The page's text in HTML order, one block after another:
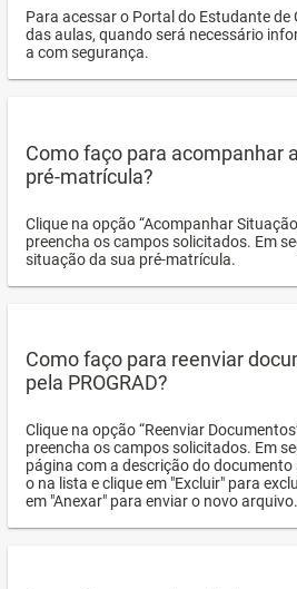
Para acessar o Portal do Estudante
das aulas, quando será necessário
a com segurança.
Como faço para acompanhar
pré-matrícula?
Clique na opção “Acompanhar
preencha os campos solicitados. Em
situação da sua pré-matrícula.
Como faço para reenviar
pela PROGRAD?
Clique na opção “Reenviar
preencha os campos solicitados. Em
página com a descrição do documento
o na lista e clique em "Excluir" para
em "Anexar" para enviar o novo arquivo.